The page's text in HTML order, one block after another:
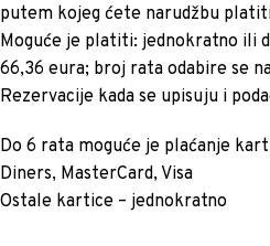
putem kojeg ćete narudžbu
Moguće je platiti: jednokratno ili
66,36 eura; broj rata odabire se
Rezervacije kada se upisuju i
Do 6 rata moguće je plaćanje
Diners, MasterCard, Visa
Ostale kartice – jednokratno